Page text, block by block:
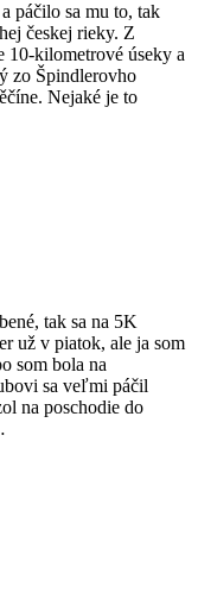
páčilo sa mu to, tak
českej rieky. Z
10-kilometrové úseky a
zo Špindlerovho
Nejaké je to
tak sa na 5K
už v piatok, ale ja som
som bola na
sa veľmi páčil
na poschodie do